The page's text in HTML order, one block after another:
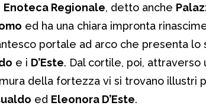
Enoteca Regionale, detto anche
ed ha una chiara impronta
portale ad arco che presenta lo
e i D’Este. Dal cortile, poi, attraverso
della fortezza vi si trovano illustri
ed Eleonora D’Este.